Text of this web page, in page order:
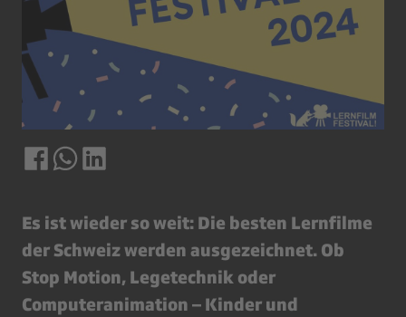
Es ist wieder so weit: Die besten Lernfilme
der Schweiz werden ausgezeichnet. Ob
Stop Motion, Legetechnik oder
Computeranimation – Kinder und